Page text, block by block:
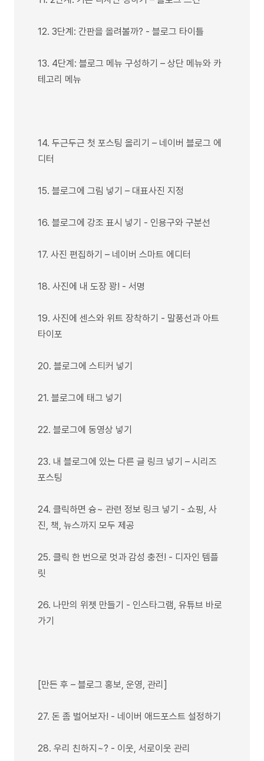
12. 3단계: 간판을 올려볼까? - 블로그 타이틀
13. 4단계: 블로그 메뉴 구성하기 – 상단 메뉴와 카
테고리 메뉴
14. 두근두근 첫 포스팅 올리기 – 네이버 블로그 에
디터
15. 블로그에 그림 넣기 – 대표사진 지정
16. 블로그에 강조 표시 넣기 - 인용구와 구분선
17. 사진 편집하기 – 네이버 스마트 에디터
18. 사진에 내 도장 꽝! - 서명
19. 사진에 센스와 위트 장착하기 - 말풍선과 아트
타이포
20. 블로그에 스티커 넣기
21. 블로그에 태그 넣기
22. 블로그에 동영상 넣기
23. 내 블로그에 있는 다른 글 링크 넣기 – 시리즈
포스팅
24. 클릭하면 슝~ 관련 정보 링크 넣기 - 쇼핑, 사
진, 책, 뉴스까지 모두 제공
25. 클릭 한 번으로 멋과 감성 충전! - 디자인 템플
릿
26. 나만의 위젯 만들기 - 인스타그램, 유튜브 바로
가기
[만든 후 – 블로그 홍보, 운영, 관리]
27. 돈 좀 벌어보자! - 네이버 애드포스트 설정하기
28. 우리 친하지~? - 이웃, 서로이웃 관리